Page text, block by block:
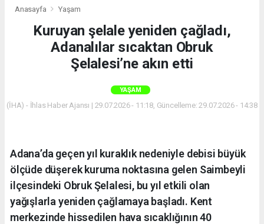
Anasayfa Yaşam
Kuruyan şelale yeniden çağladı,
Adanalılar sıcaktan Obruk
Şelalesi’ne akın etti
YAŞAM
(İHA) - İhlas Haber Ajansı | 29.07.2026 - 11:18, Güncelleme: 29.07.2026 - 14:38
Adana’da geçen yıl kuraklık nedeniyle debisi büyük
ölçüde düşerek kuruma noktasına gelen Saimbeyli
ilçesindeki Obruk Şelalesi, bu yıl etkili olan
yağışlarla yeniden çağlamaya başladı. Kent
merkezinde hissedilen hava sıcaklığının 40